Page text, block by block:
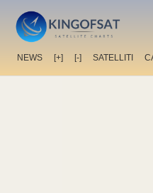
NEWS [+] [-] SATELLITI